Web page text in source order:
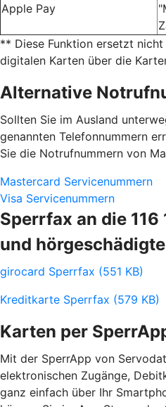
Apple Pay
** Diese Funktion ersetzt
digitalen Karten über die
Alternative
Sollten Sie im Ausland
genannten Telefonnummern
Sie die Notrufnummern von
Mastercard Servicenummern
Visa Servicenummern
Sperrfax an die
und
girocard Sperrfax (551 KB)
Kreditkarte Sperrfax (579 KB)
Karten per
Mit der SperrApp von
elektronischen Zugänge,
ganz einfach über Ihr